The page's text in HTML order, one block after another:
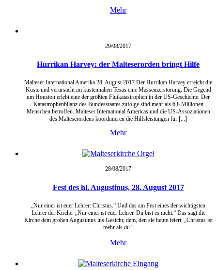
Mehr
29/08/2017
Hurrikan Harvey: der Malteserorden bringt Hilfe
Malteser International Amerika 28. August 2017 Der Hurrikan Harvey erreicht die
Küste und verursacht im küstennahen Texas eine Massenzerstörung. Die Gegend
um Houston erlebt eine der größten Flutkatastrophen in der US-Geschichte. Der
Katastrophenbilanz des Bundesstaates zufolge sind mehr als 6,8 Millionen
Menschen betroffen. Malteser International Americas und die US-Assoziationen
des Malteserordens koordinieren die Hilfsleistungen für [...]
Mehr
28/08/2017
Fest des hl. Augustinus, 28. August 2017
„Nur einer ist euer Lehrer: Christus.“ Und das am Fest eines der wichtigsten
Lehrer der Kirche. „Nur einer ist euer Lehrer. Du bist es nicht.“ Das sagt die
Kirche dem großen Augustinus ins Gesicht; dem, den sie heute feiert. „Christus ist
mehr als du.“
Mehr